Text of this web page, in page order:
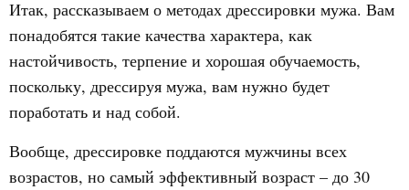
Итак, рассказываем о методах дрессировки мужа. Вам
понадобятся такие качества характера, как
настойчивость, терпение и хорошая обучаемость,
поскольку, дрессируя мужа, вам нужно будет
поработать и над собой.
Вообще, дрессировке поддаются мужчины всех
возрастов, но самый эффективный возраст – до 30